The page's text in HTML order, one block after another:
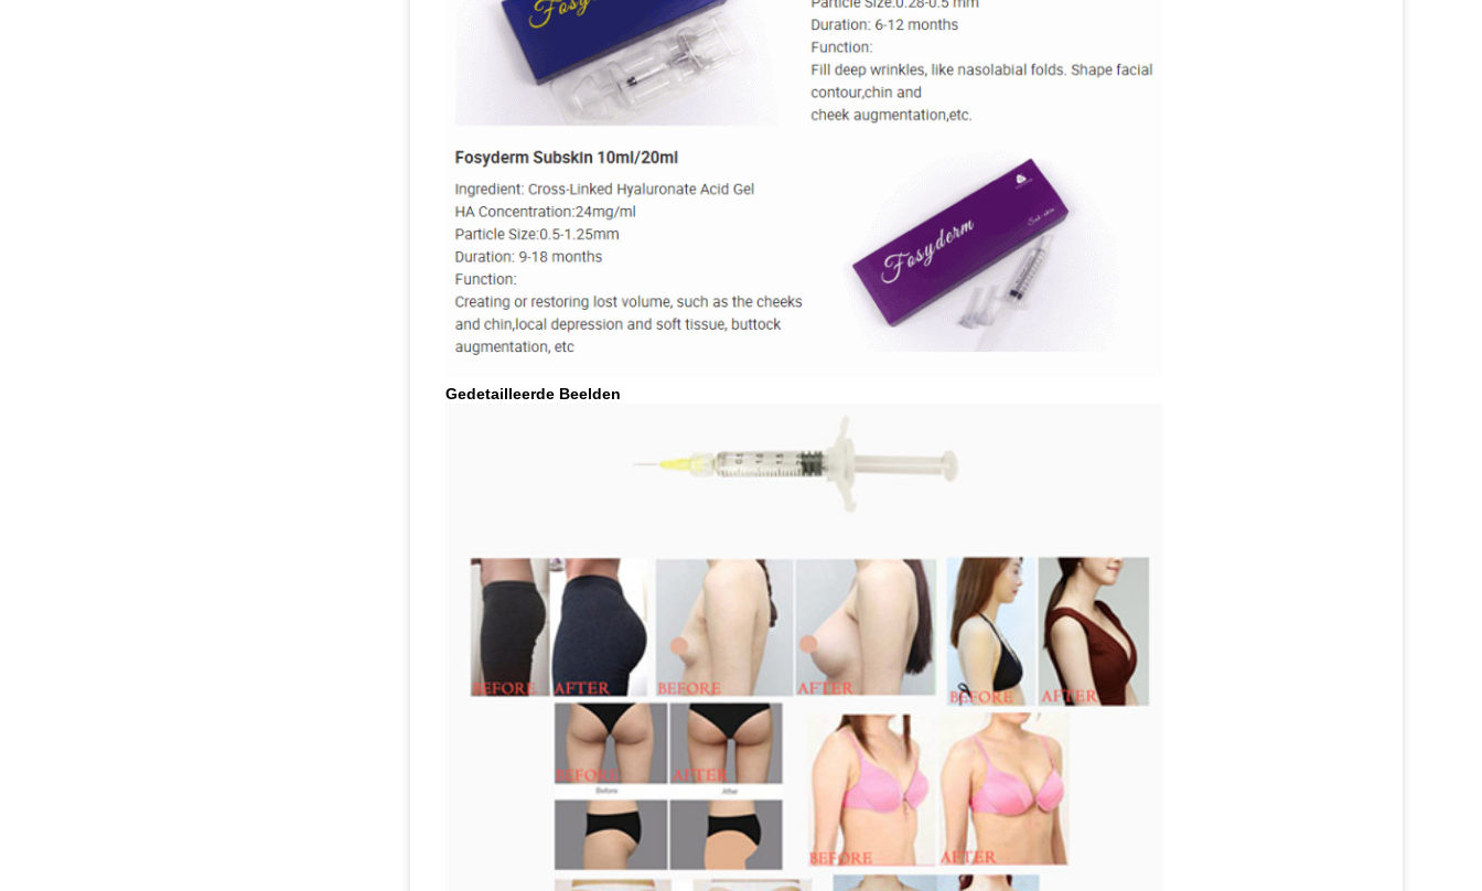
Gedetailleerde Beelden